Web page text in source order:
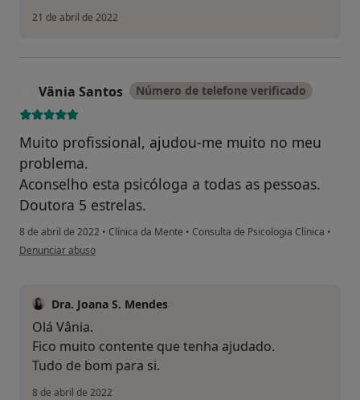
21 de abril de 2022
Vânia Santos Número de telefone verificado
Muito profissional, ajudou-me muito no meu
problema.
Aconselho esta psicóloga a todas as pessoas.
Doutora 5 estrelas.
8 de abril de 2022 • Clínica da Mente • Consulta de Psicologia Clínica •
na opinião do utilizador Vânia Santos
Denunciar abuso
Dra. Joana S. Mendes
Olá Vânia.
Fico muito contente que tenha ajudado.
Tudo de bom para si.
8 de abril de 2022